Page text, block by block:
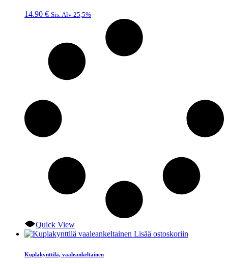
14.90 € Sis. Alv 25,5%
Quick View
Lisää ostoskoriin
Kuplakynttilä, vaaleankeltainen